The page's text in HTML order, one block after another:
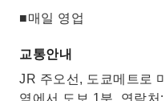
■매일 영업
교통안내
JR 주오선, 도쿄메트로
역에서 도보 1분. 연락